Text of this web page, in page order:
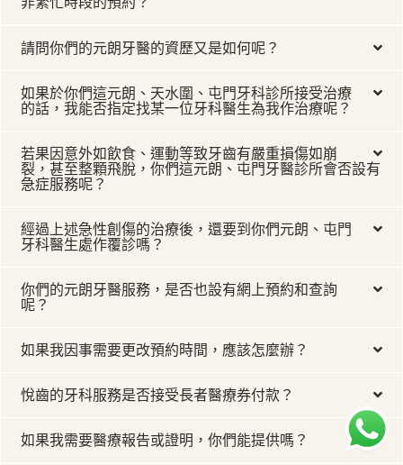
請問你們的元朗牙醫的資歷又是如何呢？
如果於你們這元朗、天水圍、屯門牙科診所接受治療
的話，我能否指定找某一位牙科醫生為我作治療呢？
若果因意外如飲食、運動等致牙齒有嚴重損傷如崩
裂，甚至整顆飛脫，你們這元朗、屯門牙醫診所會否設有
急症服務呢？
經過上述急性創傷的治療後，還要到你們元朗、屯門
牙科醫生處作覆診嗎？
你們的元朗牙醫服務，是否也設有網上預約和查詢
呢？
如果我因事需要更改預約時間，應該怎麼辦？
悅齒的牙科服務是否接受長者醫療券付款？
如果我需要醫療報告或證明，你們能提供嗎？